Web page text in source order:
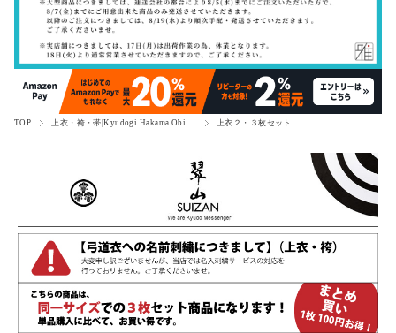
TOP 上衣・袴・帯|Kyudogi Hakama Obi 上衣２・３枚セット